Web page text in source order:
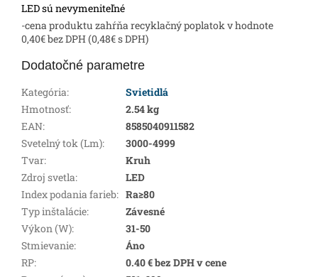
LED sú nevymeniteľné
-cena produktu zahŕňa recyklačný poplatok v hodnote
0,40€ bez DPH (0,48€ s DPH)
Dodatočné parametre
Kategória:
Svietidlá
Hmotnosť:
2.54 kg
EAN:
8585040911582
Svetelný tok (Lm):
3000-4999
Tvar:
Kruh
Zdroj svetla:
LED
Index podania farieb: Ra≥80
Typ inštalácie:
Závesné
Výkon (W):
31-50
Stmievanie:
Áno
RP:
0.40 € bez DPH v cene